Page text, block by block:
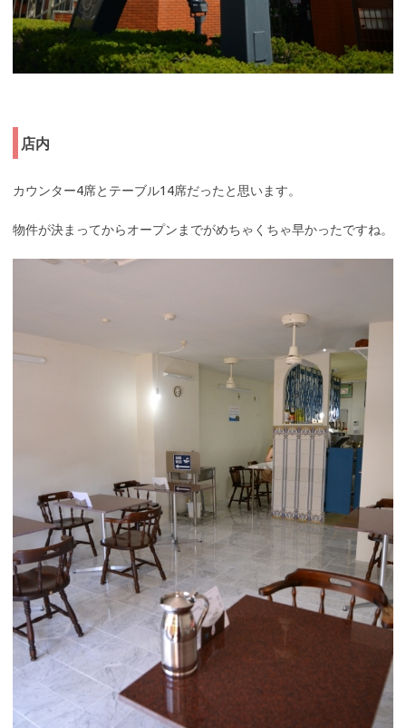
店内
カウンター4席とテーブル14席だったと思います。
物件が決まってからオープンまでがめちゃくちゃ早かったですね。